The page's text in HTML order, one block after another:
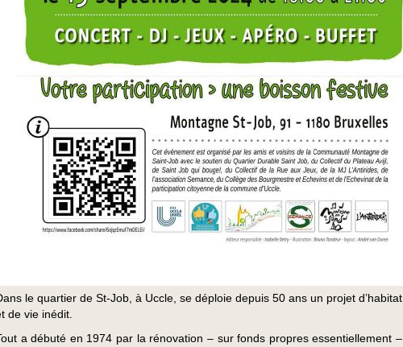
le quartier de St-Job, à Uccle, se déploie depuis 50 ans un projet d’habitat
de vie inédit.
a débuté en 1974 par la rénovation – sur fonds propres essentiellement –